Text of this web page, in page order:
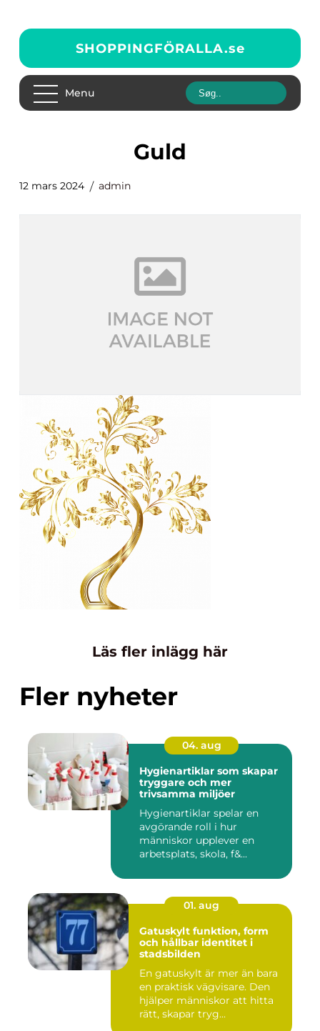
SHOPPINGFÖRALLA.se
Menu
Guld
12 mars 2024 admin
Läs fler inlägg här
Fler nyheter
04. aug
Hygienartiklar som skapar
tryggare och mer
trivsamma miljöer
Hygienartiklar spelar en
avgörande roll i hur
människor upplever en
arbetsplats, skola, f&...
01. aug
Gatuskylt funktion, form
och hållbar identitet i
stadsbilden
En gatuskylt är mer än bara
en praktisk vägvisare. Den
hjälper människor att hitta
rätt, skapar tryg...